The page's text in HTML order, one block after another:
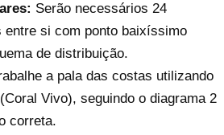
Serão necessários 24
entre si com ponto baixíssimo
de distribuição.
a pala das costas utilizando
Vivo), seguindo o diagrama 2
correta.